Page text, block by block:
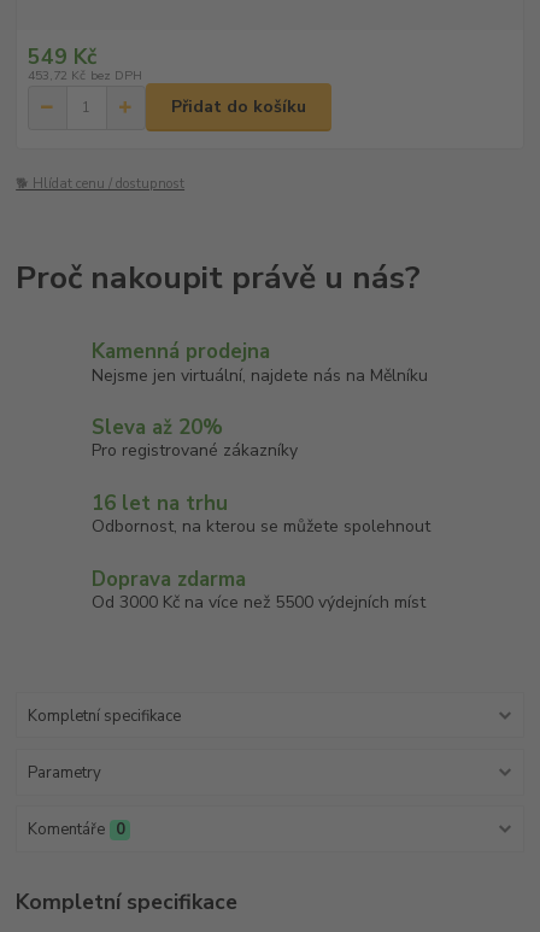
549 Kč
453,72 Kč bez DPH
Přidat do košíku
🐕 Hlídat cenu / dostupnost
Kamenná prodejna
Nejsme jen virtuální, najdete nás na Mělníku
Sleva až 20%
Pro registrované zákazníky
16 let na trhu
Odbornost, na kterou se můžete spolehnout
Doprava zdarma
Od 3000 Kč na více než 5500 výdejních míst
Kompletní specifikace
Parametry
Komentáře 0
Kompletní specifikace